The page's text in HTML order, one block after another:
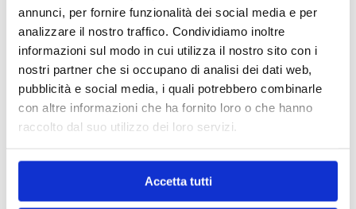
annunci, per fornire funzionalità dei social media e per
analizzare il nostro traffico. Condividiamo inoltre
informazioni sul modo in cui utilizza il nostro sito con i
nostri partner che si occupano di analisi dei dati web,
pubblicità e social media, i quali potrebbero combinarle
con altre informazioni che ha fornito loro o che hanno
raccolto dal suo utilizzo dei loro servizi.
Accetta tutti
MAPPA DEL CENTRO
Trova in un attimo il punto vendita che ti interessa!